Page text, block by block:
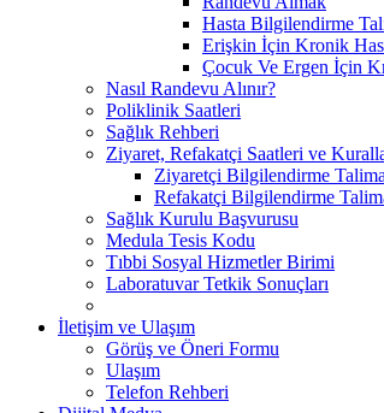
Hasta Bilgilendirme
Erişkin İçin Kronik
Çocuk Ve Ergen İçin
Nasıl Randevu Alınır?
Poliklinik Saatleri
Sağlık Rehberi
Ziyaret, Refakatçi Saatleri ve
Ziyaretçi Bilgilendirme
Refakatçi Bilgilendirme
Sağlık Kurulu Başvurusu
Medula Tesis Kodu
Tıbbi Sosyal Hizmetler Birimi
Laboratuvar Tetkik Sonuçları
İletişim ve Ulaşım
Görüş ve Öneri Formu
Ulaşım
Telefon Rehberi